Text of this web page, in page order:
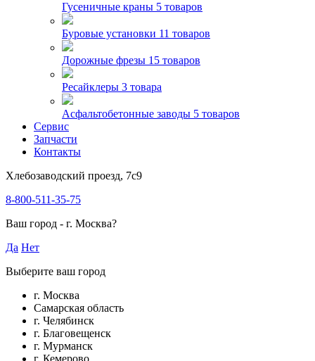
Гусеничные краны 5 товаров
Буровые установки 11 товаров
Дорожные фрезы 15 товаров
Ресайклеры 3 товара
Асфальтобетонные заводы 5 товаров
Сервис
Запчасти
Контакты
Хлебозаводский проезд, 7с9
8-800-511-35-75
Ваш город - г. Москва?
Да Нет
Выберите ваш город
г. Москва
Самарская область
г. Челябинск
г. Благовещенск
г. Мурманск
г. Кемерово